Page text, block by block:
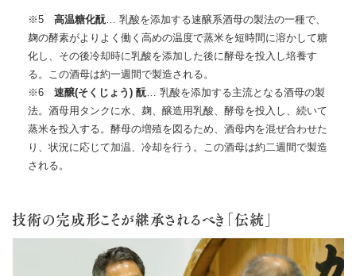
※5 高温糖化酛… 乳酸を添加する速醸系酒母の製法の一種で、
麹の酵素がよりよく働く高めの温度で蒸米を短時間に溶かして糖
化し、その後冷却時に乳酸を添加した後に酵母を投入し培養す
る。この酒母は約一週間で製造される。
※6 速醸(そくじょう) 酛… 乳酸を添加する主流となる酒母の製
法。酒母用タンクに水、麹、醸造用乳酸、酵母を投入し、続いて
蒸米を投入する。酵母の増殖を図るため、酒母内を混ぜ合わせた
り、状況に応じて加温、冷却を行う。この酒母は約二週間で製造
される。
技術の完成形こそが継承されるべき「伝統」